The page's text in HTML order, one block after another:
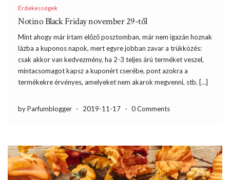
Érdekességek
Notino Black Friday november 29-től
Mint ahogy már írtam előző posztomban, már nem igazán hoznak
lázba a kuponos napok, mert egyre jobban zavar a trükközés:
csak akkor van kedvezmény, ha 2-3 teljes árú terméket veszel,
mintacsomagot kapsz a kuponért cserébe, pont azokra a
termékekre érvényes, amelyeket nem akarok megvenni, stb. […]
by Parfumblogger - 2019-11-17 - 0 Comments